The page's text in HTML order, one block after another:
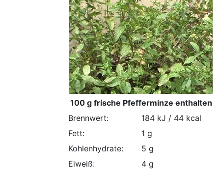
100 g frische Pfefferminze enthalten:
Brennwert:
184 kJ / 44 kcal
Fett:
1 g
Kohlenhydrate:
5 g
Eiweiß:
4 g